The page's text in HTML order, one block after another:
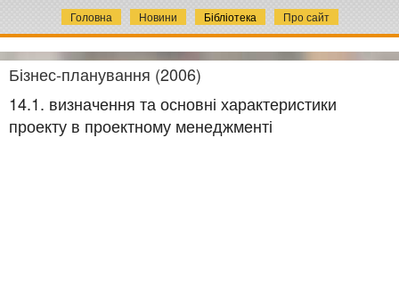
Головна Новини Бібліотека Про сайт
Бізнес-планування (2006)
14.1. визначення та основні характеристики
проекту в проектному менеджменті